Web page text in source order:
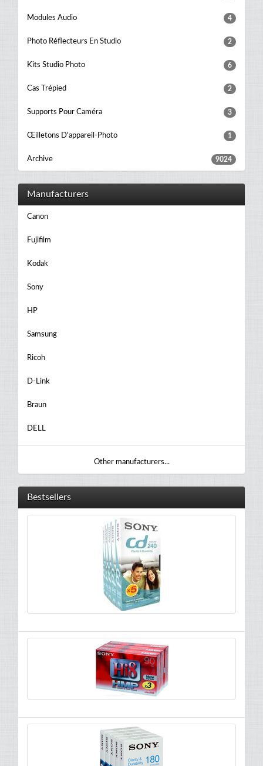
Modules Audio 4
Photo Réflecteurs En Studio 2
Kits Studio Photo 6
Cas Trépied 2
Supports Pour Caméra 3
Œilletons D'appareil-Photo 1
Archive 9024
Manufacturers
Canon
Fujifilm
Kodak
Sony
HP
Samsung
Ricoh
D-Link
Braun
DELL
Other manufacturers...
Bestsellers